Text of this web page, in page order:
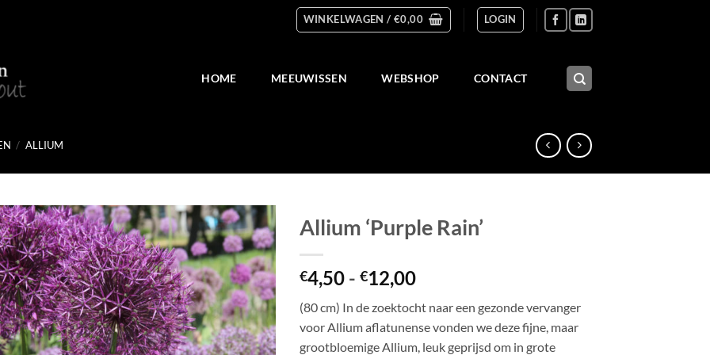
WINKELWAGEN / €0,00 LOGIN
HOME MEEUWISSEN WEBSHOP CONTACT
/ ALLIUM
Toevoegen
aan
verlanglijst
Allium ‘Purple Rain’
€4,50 - €12,00Prijsklasse:
tot
€12,00
(80 cm) In de zoektocht naar een gezonde vervanger
voor Allium aflatunense vonden we deze fijne, maar
grootbloemige Allium, leuk geprijsd om in grote